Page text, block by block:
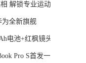
解锁专业运动
为全新旗舰
电池+红枫镜头
Pro S首发一